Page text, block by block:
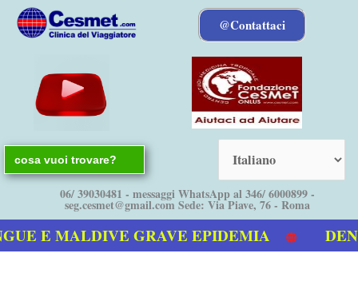
@Contattaci
Search
for:
06/ 39030481 - messaggi WhatsApp al 346/ 6000899 -
seg.cesmet@gmail.com Sede: Via Piave, 76 - Roma
E MALDIVE GRAVE EPIDEMIA